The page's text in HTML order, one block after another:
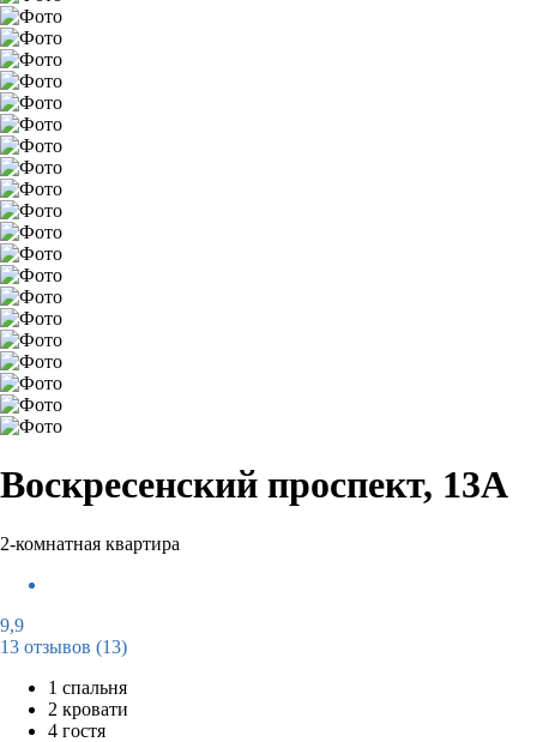
Воскресенский проспект, 13А
2-комнатная квартира
9,9
13 отзывов (13)
1 спальня
2 кровати
4 гостя